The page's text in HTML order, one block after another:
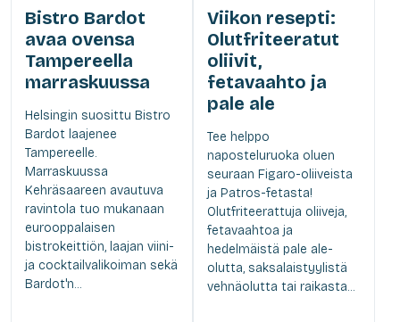
Bistro Bardot
avaa ovensa
Tampereella
marraskuussa
Helsingin suosittu Bistro
Bardot laajenee
Tampereelle.
Marraskuussa
Kehräsaareen avautuva
ravintola tuo mukanaan
eurooppalaisen
bistrokeittiön, laajan viini-
ja cocktailvalikoiman sekä
Bardot'n...
Viikon resepti:
Olutfriteeratut
oliivit,
fetavaahto ja
pale ale
Tee helppo
naposteluruoka oluen
seuraan Figaro-oliiveista
ja Patros-fetasta!
Olutfriteerattuja oliiveja,
fetavaahtoa ja
hedelmäistä pale ale-
olutta, saksalaistyylistä
vehnäolutta tai raikasta...